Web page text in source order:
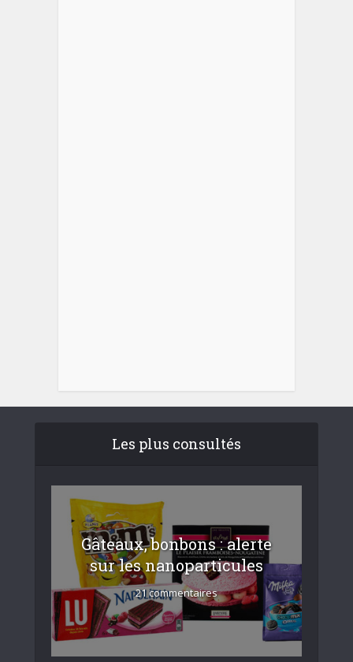
Les plus consultés
Gâteaux, bonbons : alerte
sur les nanoparticules
21 commentaires